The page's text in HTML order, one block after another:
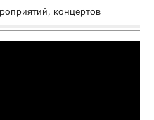
концертов